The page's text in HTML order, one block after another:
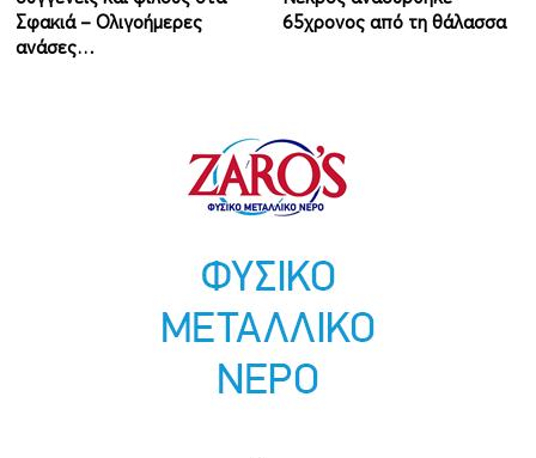
Σφακιά – Ολιγοήμερες
ανάσες…
65χρονος από τη θάλασσα